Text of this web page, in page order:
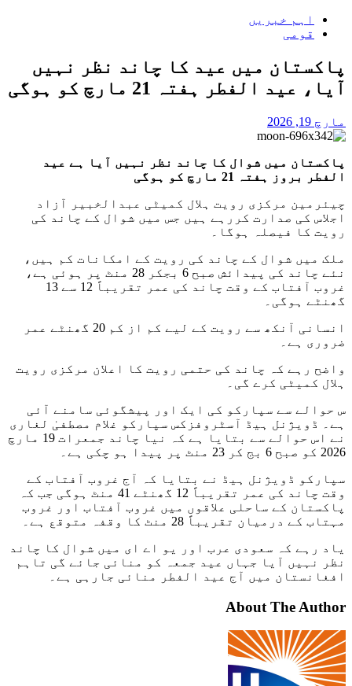
اہم خبریں
قومی
پاکستان میں‌ عید کا چاند نظر نہیں‌
آیا، عید الفطر ہفتہ 21 مارچ کو ہوگی
مارچ 19, 2026
پاکستان میں شوال کا چاند نظر نہیں آیا ہے عید
الفطر بروز ہفتہ 21 مارچ کو ہوگی
چیئرمین مرکزی رویت ہلال کمیٹی عبدالخبیر آزاد
اجلاس کی صدارت کررہے ہیں جس میں شوال کے چاند کی
رویت کا فیصلہ ہوگا۔
ملک میں شوال کے چاند کی رویت کے امکانات کم ہیں،
نئے چاند کی پیدائش صبح 6 بجکر 28 منٹ پر ہوئی ہے،
غروب آفتاب کے وقت چاند کی عمر تقریباً 12 سے 13
گھنٹے ہوگی۔
انسانی آنکھ سے رویت کے لیے کم از کم 20 گھنٹے عمر
ضروری ہے۔
واضح رہے کہ چاند کی حتمی رویت کا اعلان مرکزی رویت
ہلال کمیٹی کرے گی۔
س حوالے سے سپارکو کی ایک اور پیشگوئی سامنے آئی
ہے۔ ڈویژنل ہیڈ آسٹروفزکس سپارکو غلام مصطفیٰ لغاری
نے اس حوالے سے بتایا ہے کہ نیا چاند جمعرات 19 مارچ
2026 کو صبح 6 بج کر 23 منٹ پر پیدا ہو چکی ہے۔
سپارکو ڈویژنل ہیڈ نے بتایا کہ آج غروب آفتاب کے
وقت چاند کی عمر تقریباً 12 گھنٹے 41 منٹ ہوگی جب کہ
پاکستان کے ساحلی علاقوں میں غروب آفتاب اور غروب
مہتاب کے درمیان تقریباً 28 منٹ کا وقفہ متوقع ہے۔
یاد رہے کہ سعودی عرب اور یو اے ای میں شوال کا چاند
نظر نہیں آیا جہاں عید جمعہ کو منائی جائے گی تاہم
افغانستان میں آج عید الفطر منائی جارہی ہے۔
About The Author